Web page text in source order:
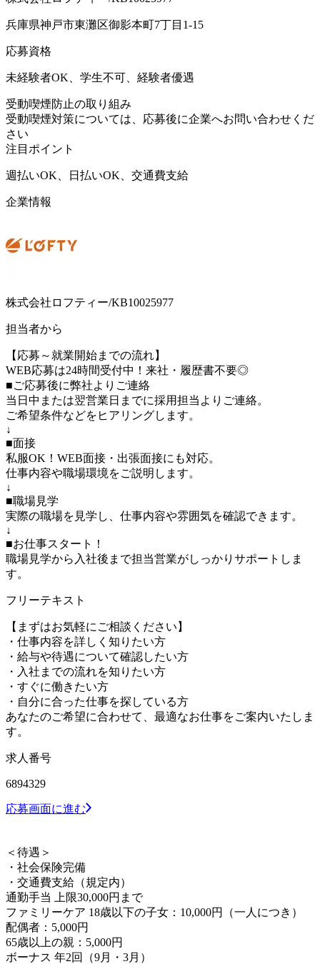
兵庫県神戸市東灘区御影本町7丁目1-15
応募資格
未経験者OK、学生不可、経験者優遇
受動喫煙防止の取り組み
受動喫煙対策については、応募後に企業へお問い合わせくだ
さい
注目ポイント
週払いOK、日払いOK、交通費支給
企業情報
株式会社ロフティー/KB10025977
担当者から
【応募～就業開始までの流れ】
WEB応募は24時間受付中！来社・履歴書不要◎
■ご応募後に弊社よりご連絡
当日中または翌営業日までに採用担当よりご連絡。
ご希望条件などをヒアリングします。
↓
■面接
私服OK！WEB面接・出張面接にも対応。
仕事内容や職場環境をご説明します。
↓
■職場見学
実際の職場を見学し、仕事内容や雰囲気を確認できます。
↓
■お仕事スタート！
職場見学から入社後まで担当営業がしっかりサポートしま
す。
フリーテキスト
【まずはお気軽にご相談ください】
・仕事内容を詳しく知りたい方
・給与や待遇について確認したい方
・入社までの流れを知りたい方
・すぐに働きたい方
・自分に合った仕事を探している方
あなたのご希望に合わせて、最適なお仕事をご案内いたしま
す。
求人番号
6894329
応募画面に進む
＜待遇＞
・社会保険完備
・交通費支給（規定内）
通勤手当 上限30,000円まで
ファミリーケア 18歳以下の子女：10,000円（一人につき）
配偶者：5,000円
65歳以上の親：5,000円
ボーナス 年2回（9月・3月）